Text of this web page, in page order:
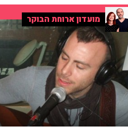
מועדון ארוחת הבוקר